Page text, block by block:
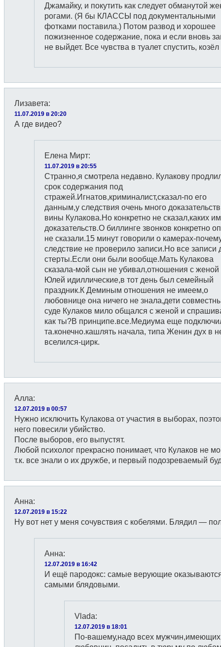
Джамайку, и покутить как следует обманутой
рогами. (Я бы КЛАССЫ под документальными
фотками поставила.) Потом развод и хорошее
пожизненное содержание, пока и если вновь
не выйдет. Все чувства в туалет спустить,
Лизавета:
11.07.2019 в 20:20
А где видео?
Елена Мирт:
11.07.2019 в 20:55
Странно,я смотрела недавно. Кулакову
срок содержания под
стражей.Игнатов,криминалист,сказал-по его
данным,у следствия очень много доказательств
вины Кулакова.Но конкретно не сказал,каких
доказательств.О биллинге звонков конкретно
не сказали.15 минут говорили о камерах-
следствие не проверило записи.Но все записи
стерты.Если они были вообще.Мать Кулакова
сказала-мой сын не убивал,отношения с женой
Юлей идиллические,в тот день был семейный
праздник.К Деминым отношения не имеем,о
любовнице она ничего не знала,дети
суде Кулаков мило общался с женой и
как ты?В принципе.все.Медиума еще
та.конечно.кашлять начала, типа Женин дух в
вселился-цирк.
Алла:
12.07.2019 в 00:57
Нужно исключить Кулакова от участия в выборах,
него повесили убийство.
После выборов, его выпустят.
Любой психолог прекрасно понимает, что Кулаков не
т.к. все знали о их дружбе, и первый подозреваемый
Анна:
12.07.2019 в 15:22
Ну вот нет у меня сочувствия с кобелями. Блядил —
Анна:
12.07.2019 в 16:42
И ещё пародокс: самые верующие
самыми блядовыми.
Vlada:
12.07.2019 в 18:01
По-вашему,надо всех мужчин,имеющих